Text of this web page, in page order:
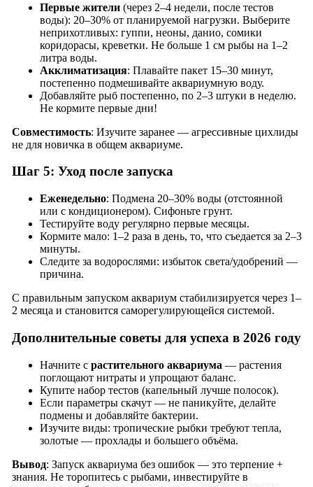
Первые жители (через 2–4 недели, после тестов
воды): 20–30% от планируемой нагрузки. Выберите
неприхотливых: гуппи, неоны, данио, сомики
коридорасы, креветки. Не больше 1 см рыбы на 1–2
литра воды.
Акклиматизация: Плавайте пакет 15–30 минут,
постепенно подмешивайте аквариумную воду.
Добавляйте рыб постепенно, по 2–3 штуки в неделю.
Не кормите первые дни!
Совместимость: Изучите заранее — агрессивные цихлиды
не для новичка в общем аквариуме.
Шаг 5: Уход после запуска
Еженедельно: Подмена 20–30% воды (отстоянной
или с кондиционером). Сифоньте грунт.
Тестируйте воду регулярно первые месяцы.
Кормите мало: 1–2 раза в день, то, что съедается за 2–3
минуты.
Следите за водорослями: избыток света/удобрений —
причина.
С правильным запуском аквариум стабилизируется через 1–
2 месяца и становится саморегулирующейся системой.
Дополнительные советы для успеха в 2026 году
Начните с растительного аквариума — растения
поглощают нитраты и упрощают баланс.
Купите набор тестов (капельный лучше полосок).
Если параметры скачут — не паникуйте, делайте
подмены и добавляйте бактерии.
Изучите виды: тропические рыбки требуют тепла,
золотые — прохлады и большего объёма.
Вывод: Запуск аквариума без ошибок — это терпение +
знания. Не торопитесь с рыбами, инвестируйте в